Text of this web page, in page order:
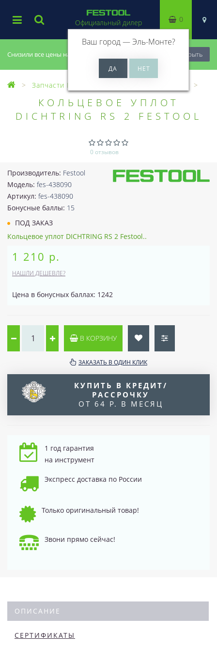
Снизили все цены на 20%, успей купить! Закрыть
Официальный дилер
Ваш город —Эль-Монте?
0
Запчасти Festool
КОЛЬЦЕВОЕ УПЛОТ
DICHTRING RS 2 FESTOOL
0 отзывов
Производитель: Festool
Модель: fes-438090
Артикул: fes-438090
Бонусные баллы: 15
ПОД ЗАКАЗ
Кольцевое уплот DICHTRING RS 2 Festool..
1 210 р.
НАШЛИ ДЕШЕВЛЕ?
Цена в бонусных баллах: 1242
В КОРЗИНУ
ЗАКАЗАТЬ В ОДИН КЛИК
КУПИТЬ В КРЕДИТ/
РАССРОЧКУ
ОТ 64 Р. В МЕСЯЦ
1 год гарантия
на инструмент
Экспресс доставка по России
Только оригинальный товар!
Звони прямо сейчас!
ОПИСАНИЕ
СЕРТИФИКАТЫ